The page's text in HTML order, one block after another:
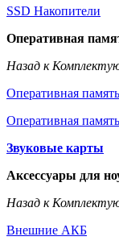
SSD Накопители
Оперативная
Назад к
Оперативная
Оперативная
Звуковые карты
Аксессуары для
Назад к
Внешние АКБ